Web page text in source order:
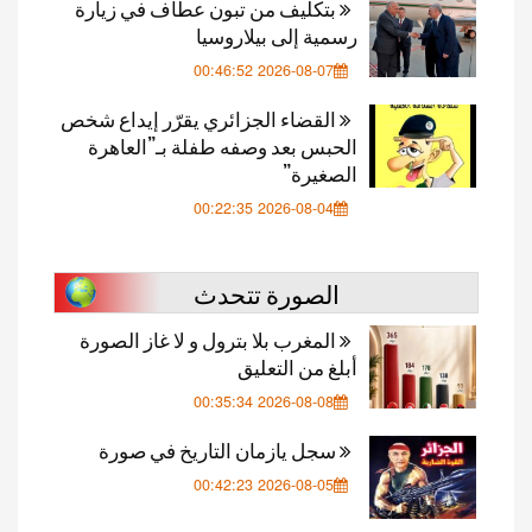
بتكليف من تبون عطاف في زيارة
رسمية إلى بيلاروسيا
2026-08-07 00:46:52
القضاء الجزائري يقرّر إيداع شخص
الحبس بعد وصفه طفلة بـ”العاهرة
الصغيرة”
2026-08-04 00:22:35
الصورة تتحدث
المغرب بلا بترول و لا غاز الصورة
أبلغ من التعليق
2026-08-08 00:35:34
سجل يازمان التاريخ في صورة
2026-08-05 00:42:23